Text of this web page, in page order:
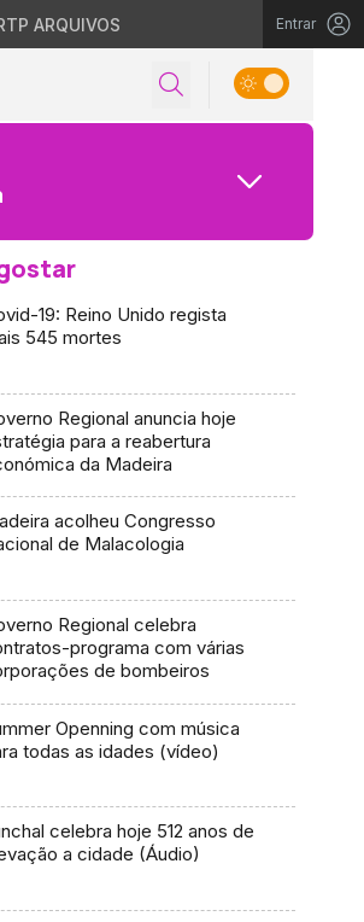
ARQUIVOS Entrar
19: Reino Unido regista
545 mortes
Regional anuncia hoje
para a reabertura
da Madeira
acolheu Congresso
de Malacologia
Regional celebra
programa com várias
de bombeiros
Openning com música
todas as idades (vídeo)
celebra hoje 512 anos de
a cidade (Áudio)